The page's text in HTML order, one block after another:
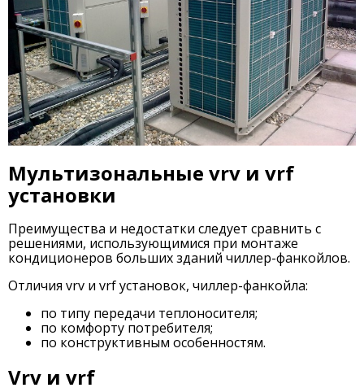
Мультизональные vrv и vrf
установки
Преимущества и недостатки следует сравнить с
решениями, использующимися при монтаже
кондиционеров больших зданий чиллер-фанкойлов.
Отличия vrv и vrf установок, чиллер-фанкойла:
по типу передачи теплоносителя;
по комфорту потребителя;
по конструктивным особенностям.
Vrv и vrf